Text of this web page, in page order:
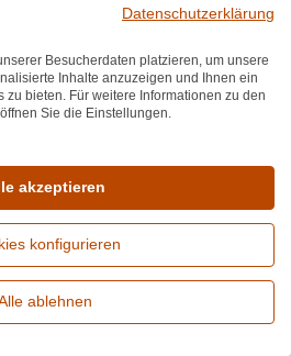
erhalten den natürlichen
zudem zertifizierte
mit Herkunftsprofil –
Begleiter in der Küche und
gut mit saisonalen, regionalen
Suche
Datenschutzerklärung
Besucherdaten platzieren, um unsere
Inhalte anzuzeigen und Ihnen ein
bieten. Für weitere Informationen zu den
Sie die Einstellungen.
akzeptieren
konfigurieren
ablehnen